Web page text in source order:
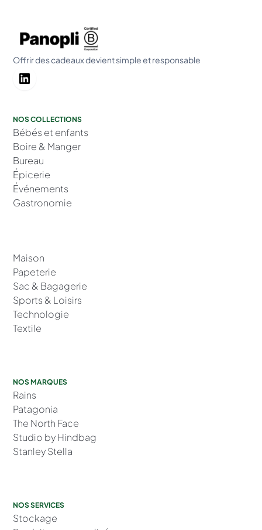
Offrir des cadeaux devient simple et responsable
NOS COLLECTIONS
Bébés et enfants
Boire & Manger
Bureau
Épicerie
Événements
Gastronomie
Maison
Papeterie
Sac & Bagagerie
Sports & Loisirs
Technologie
Textile
NOS MARQUES
Rains
Patagonia
The North Face
Studio by Hindbag
Stanley Stella
NOS SERVICES
Stockage